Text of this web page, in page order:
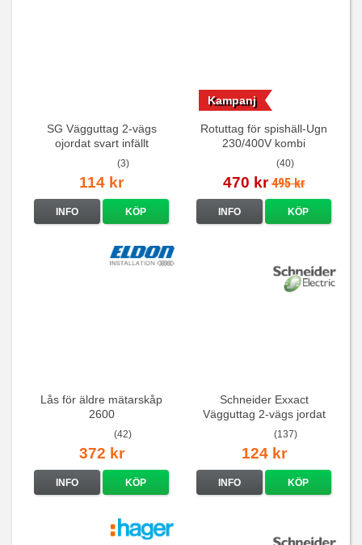
SG Vägguttag 2-vägs
ojordat svart infällt
16A/250V
(3)
114 kr
INFO KÖP
Rotuttag för spishäll-Ugn
230/400V kombi
(40)
Kampanj
470 kr 495 kr
INFO KÖP
Lås för äldre mätarskåp
2600
(42)
372 kr
INFO KÖP
Schneider Exxact
Vägguttag 2-vägs jordat
Vit standarduttag
(137)
124 kr
INFO KÖP